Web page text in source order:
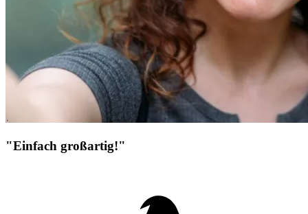
"Einfach großartig!"